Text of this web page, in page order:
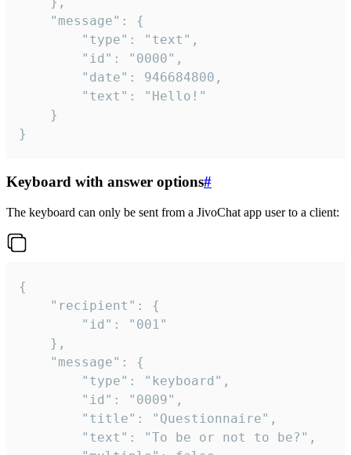
}
Keyboard with answer options#
The keyboard can only be sent from a JivoChat app user to a client:
{